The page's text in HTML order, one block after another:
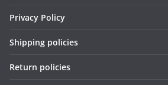
Privacy Policy
Shipping policies
Return policies